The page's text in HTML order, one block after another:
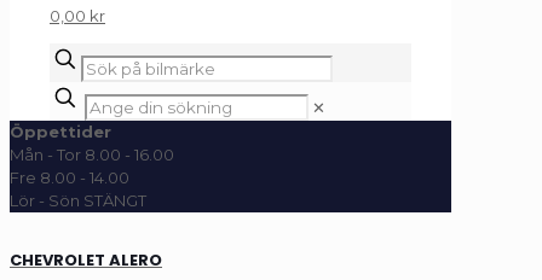
0,00 kr
✕
Öppettider
Mån - Tor 8.00 - 16.00
Fre 8.00 - 14.00
Lör - Sön STÄNGT
CHEVROLET ALERO